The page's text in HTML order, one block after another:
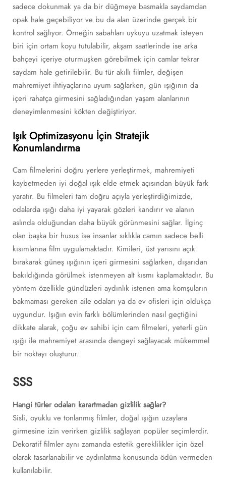
sadece dokunmak ya da bir düğmeye basmakla saydamdan
opak hale geçebiliyor ve bu da alan üzerinde gerçek bir
kontrol sağlıyor. Örneğin sabahları uykuyu uzatmak isteyen
biri için ortam koyu tutulabilir, akşam saatlerinde ise arka
bahçeyi içeriye oturmuşken görebilmek için camlar tekrar
saydam hale getirilebilir. Bu tür akıllı filmler, değişen
mahremiyet ihtiyaçlarına uyum sağlarken, gün ışığının da
içeri rahatça girmesini sağladığından yaşam alanlarının
deneyimlenmesini kökten değiştiriyor.
Işık Optimizasyonu İçin Stratejik
Konumlandırma
Cam filmelerini doğru yerlere yerleştirmek, mahremiyeti
kaybetmeden iyi doğal ışık elde etmek açısından büyük fark
yaratır. Bu filmeleri tam doğru açıyla yerleştirdiğimizde,
odalarda ışığı daha iyi yayarak gözleri kandırır ve alanın
aslında olduğundan daha büyük görünmesini sağlar. İlginç
olan başka bir husus ise insanlar sıklıkla camın sadece belli
kısımlarına film uygulamaktadır. Kimileri, üst yarısını açık
bırakarak güneş ışığının içeri girmesini sağlarken, dışarıdan
bakıldığında görülmek istenmeyen alt kısmı kaplamaktadır. Bu
yöntem özellikle gündüzleri aydınlık istenen ama komşuların
bakmaması gereken aile odaları ya da ev ofisleri için oldukça
uygundur. Işığın evin farklı bölümlerinden nasıl geçtiğini
dikkate alarak, çoğu ev sahibi için cam filmeleri, yeterli gün
ışığı ile mahremiyet arasında dengeyi sağlayacak mükemmel
bir noktayı oluşturur.
SSS
Hangi türler odaları karartmadan gizlilik sağlar?
Sisli, oyuklu ve tonlanmış filmler, doğal ışığın uzaylara
girmesine izin verirken gizlilik sağlayan popüler seçimlerdir.
Dekoratif filmler aynı zamanda estetik gereklilikler için özel
olarak tasarlanabilir ve aydınlatma konusunda ödün vermeden
kullanılabilir.